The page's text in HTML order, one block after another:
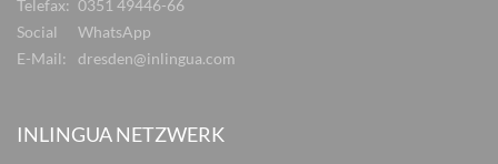
Telefax: 0351 49446-66
Social
WhatsApp
E-Mail:
dresden@inlingua.com
INLINGUA NETZWERK